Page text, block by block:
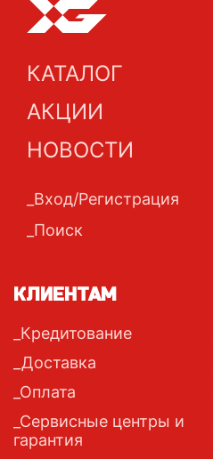
КАТАЛОГ
АКЦИИ
НОВОСТИ
Вход/Регистрация
Поиск
КЛИЕНТАМ
Кредитование
Доставка
Оплата
Сервисные центры и
гарантия